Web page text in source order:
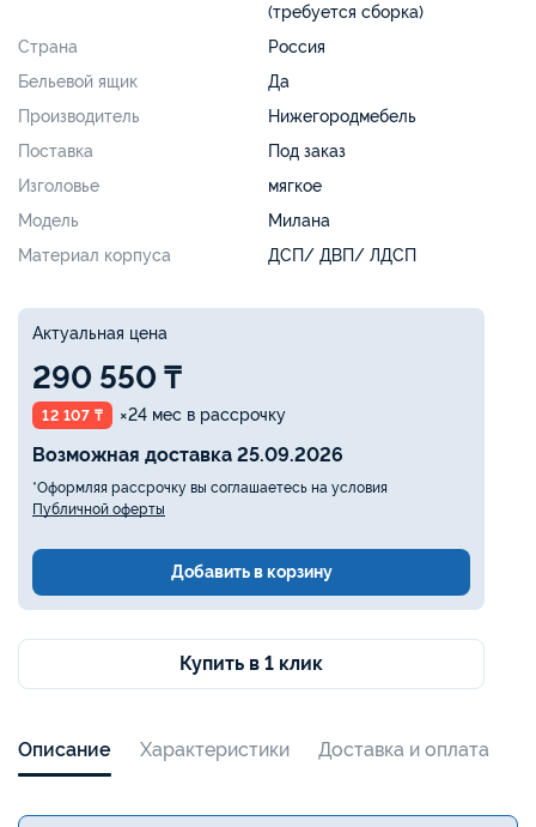
(требуется сборка)
Страна
Россия
Бельевой ящик
Да
Производитель
Нижегородмебель
Поставка
Под заказ
Изголовье
мягкое
Модель
Милана
Материал корпуса
ДСП/ ДВП/ ЛДСП
Актуальная цена
290 550 ₸
12 107 ₸ ×24 мес в рассрочку
Возможная доставка 25.09.2026
*Оформляя рассрочку вы соглашаетесь на условия
Публичной оферты
Добавить в корзину
Купить в 1 клик
Описание Характеристики Доставка и оплата